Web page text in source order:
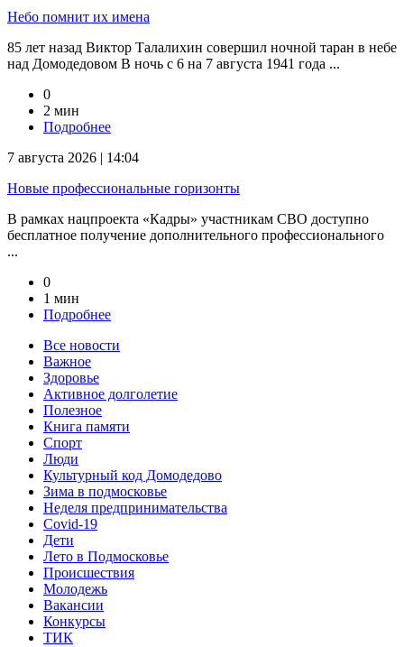
Небо помнит их имена
85 лет назад Виктор Талалихин совершил ночной таран в небе
над Домодедовом В ночь с 6 на 7 августа 1941 года ...
0
2 мин
Подробнее
7 августа 2026 | 14:04
Новые профессиональные горизонты
В рамках нацпроекта «Кадры» участникам СВО доступно
бесплатное получение дополнительного профессионального
...
0
1 мин
Подробнее
Все новости
Важное
Здоровье
Активное долголетие
Полезное
Книга памяти
Спорт
Люди
Культурный код Домодедово
Зима в подмосковье
Неделя предпринимательства
Covid-19
Дети
Лето в Подмосковье
Происшествия
Молодежь
Вакансии
Конкурсы
ТИК